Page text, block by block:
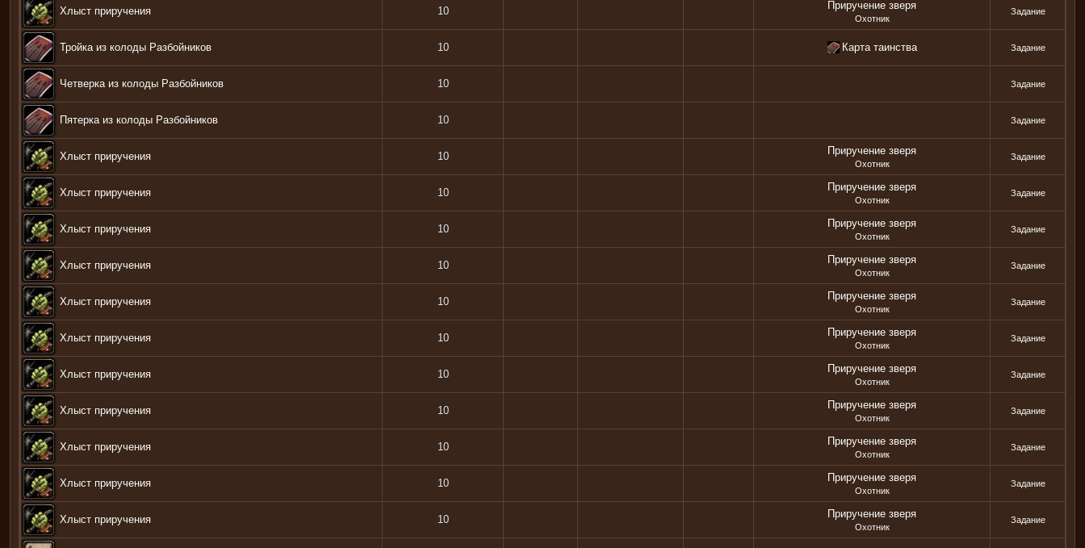
Хлыст приручения 10 Приручение зверя
Охотник
Задание
Тройка из колоды Разбойников 10 Карта таинства Задание
Четверка из колоды Разбойников 10 Задание
Пятерка из колоды Разбойников 10 Задание
Хлыст приручения 10 Приручение зверя
Охотник
Задание
Хлыст приручения 10 Приручение зверя
Охотник
Задание
Хлыст приручения 10 Приручение зверя
Охотник
Задание
Хлыст приручения 10 Приручение зверя
Охотник
Задание
Хлыст приручения 10 Приручение зверя
Охотник
Задание
Хлыст приручения 10 Приручение зверя
Охотник
Задание
Хлыст приручения 10 Приручение зверя
Охотник
Задание
Хлыст приручения 10 Приручение зверя
Охотник
Задание
Хлыст приручения 10 Приручение зверя
Охотник
Задание
Хлыст приручения 10 Приручение зверя
Охотник
Задание
Хлыст приручения 10 Приручение зверя
Охотник
Задание